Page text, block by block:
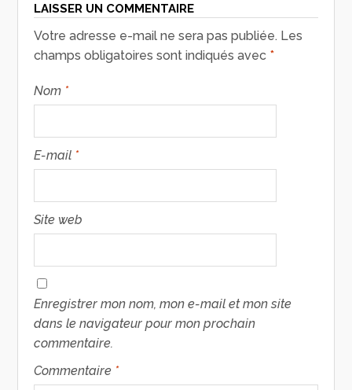
LAISSER UN COMMENTAIRE
Votre adresse e-mail ne sera pas publiée. Les
champs obligatoires sont indiqués avec *
Nom *
E-mail *
Site web
Enregistrer mon nom, mon e-mail et mon site
dans le navigateur pour mon prochain
commentaire.
Commentaire *